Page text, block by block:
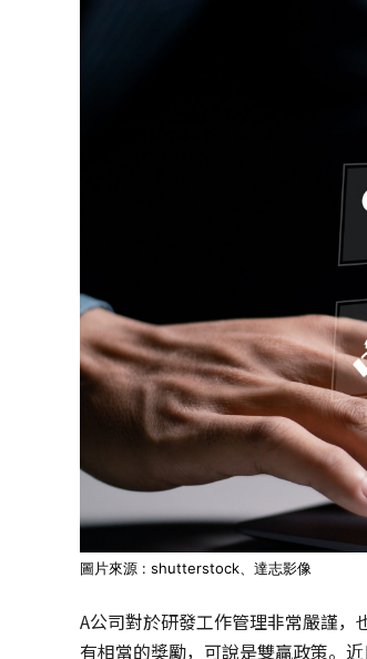
圖片來源 : shutterstock、達志影像
A公司對於研發工作管理非常嚴謹
有相當的獎勵，可說是雙贏政策。